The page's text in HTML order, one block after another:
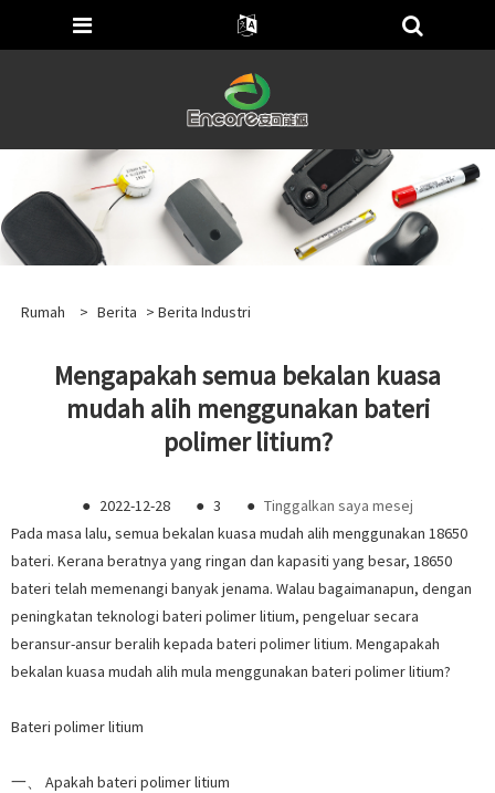
Rumah > Berita > Berita Industri
Mengapakah semua bekalan kuasa
mudah alih menggunakan bateri
polimer litium?
● 2022-12-28 ● 3 ● Tinggalkan saya mesej
Pada masa lalu, semua bekalan kuasa mudah alih menggunakan 18650
bateri. Kerana beratnya yang ringan dan kapasiti yang besar, 18650
bateri telah memenangi banyak jenama. Walau bagaimanapun, dengan
peningkatan teknologi bateri polimer litium, pengeluar secara
beransur-ansur beralih kepada bateri polimer litium. Mengapakah
bekalan kuasa mudah alih mula menggunakan bateri polimer litium?
Bateri polimer litium
一、 Apakah bateri polimer litium